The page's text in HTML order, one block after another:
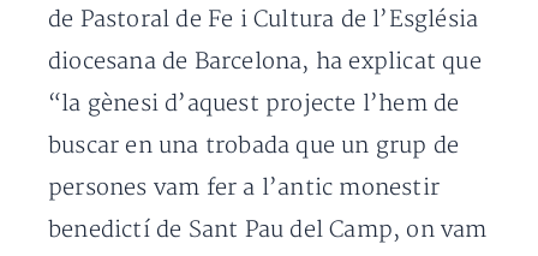
de Pastoral de Fe i Cultura de l’Església
diocesana de Barcelona, ha explicat que
“la gènesi d’aquest projecte l’hem de
buscar en una trobada que un grup de
persones vam fer a l’antic monestir
benedictí de Sant Pau del Camp, on vam